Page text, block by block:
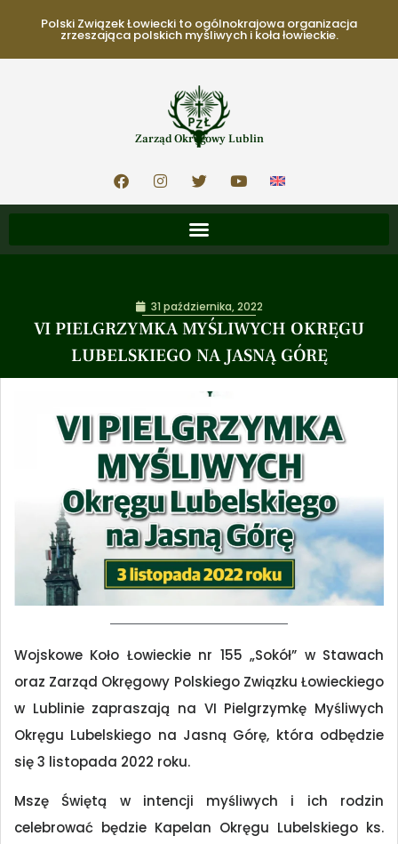
Polski Związek Łowiecki to ogólnokrajowa organizacja
zrzeszająca polskich myśliwych i koła łowieckie.
Zarząd Okręgowy Lublin
VI PIELGRZYMKA MYŚLIWYCH OKRĘGU
LUBELSKIEGO NA JASNĄ GÓRĘ
31 października, 2022
Wojskowe Koło Łowieckie nr 155 „Sokół” w Stawach
oraz Zarząd Okręgowy Polskiego Związku Łowieckiego
w Lublinie zapraszają na VI Pielgrzymkę Myśliwych
Okręgu Lubelskiego na Jasną Górę, która odbędzie
się 3 listopada 2022 roku.
Mszę Świętą w intencji myśliwych i ich rodzin
celebrować będzie Kapelan Okręgu Lubelskiego ks.